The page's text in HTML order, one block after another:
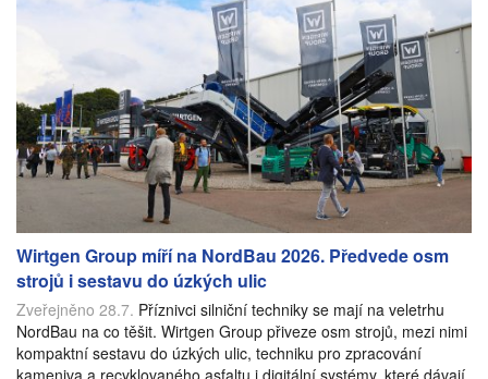
Wirtgen Group míří na NordBau 2026. Předvede osm
strojů i sestavu do úzkých ulic
Zveřejněno 28.7. Příznivci silniční techniky se mají na veletrhu
NordBau na co těšit. Wirtgen Group přiveze osm strojů, mezi nimi
kompaktní sestavu do úzkých ulic, techniku pro zpracování
kameniva a recyklovaného asfaltu i digitální systémy, které dávají